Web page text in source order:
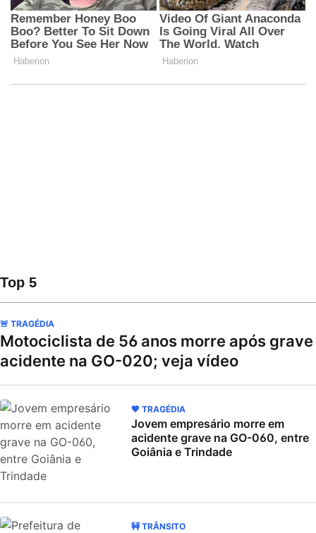
Top 5
🚨 TRAGÉDIA
Motociclista de 56 anos morre após grave
acidente na GO-020; veja vídeo
🖤 TRAGÉDIA
Jovem empresário morre em
acidente grave na GO-060, entre
Goiânia e Trindade
🚧 TRÂNSITO